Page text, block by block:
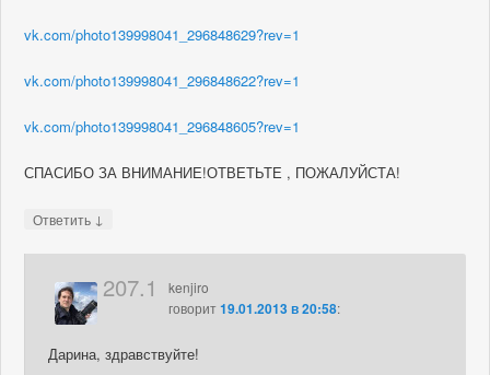
vk.com/photo139998041_296848629?rev=1
vk.com/photo139998041_296848622?rev=1
vk.com/photo139998041_296848605?rev=1
СПАСИБО ЗА ВНИМАНИЕ!ОТВЕТЬТЕ , ПОЖАЛУЙСТА!
Ответить ↓
207.1
kenjiro
говорит 19.01.2013 в 20:58:
Дарина, здравствуйте!